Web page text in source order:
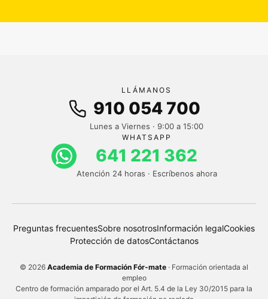
LLÁMANOS
910 054 700
Lunes a Viernes · 9:00 a 15:00
WHATSAPP
641 221 362
Atención 24 horas · Escríbenos ahora
Preguntas frecuentesSobre nosotrosInformación legalCookies
Protección de datosContáctanos
© 2026 Academia de Formación Fór-mate · Formación orientada al
empleo
Centro de formación amparado por el Art. 5.4 de la Ley 30/2015 para la